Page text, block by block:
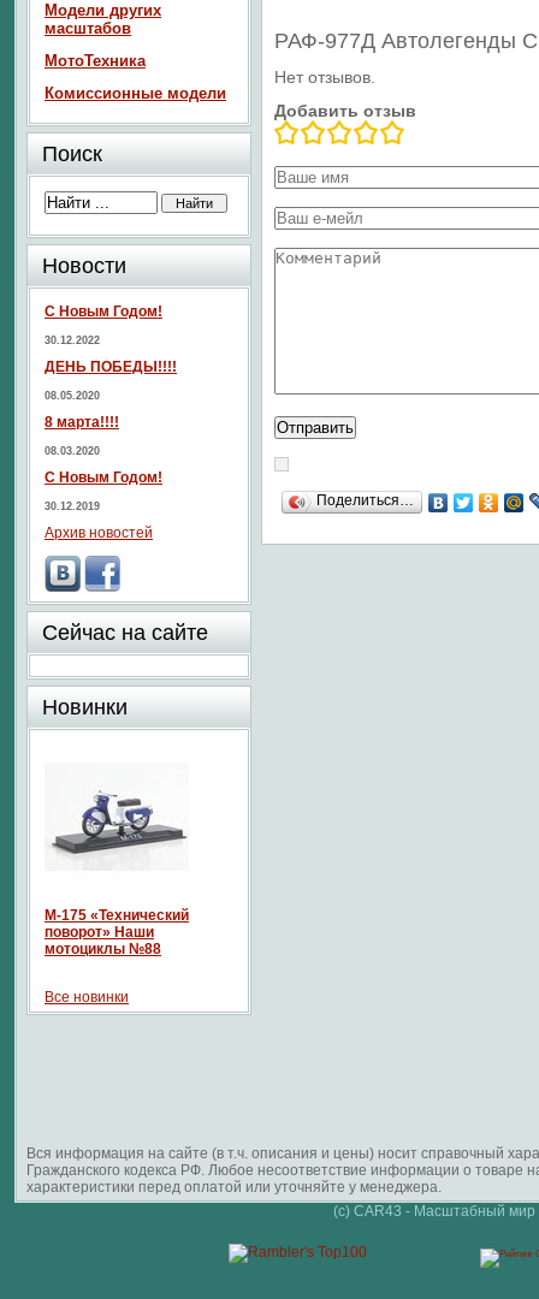
РАФ-977Д Автолегенды
Нет отзывов.
Добавить отзыв
Поделиться…
Модели других
масштабов
МотоТехника
Комиссионные модели
Поиск
Новости
С Новым Годом!
30.12.2022
ДЕНЬ ПОБЕДЫ!!!!
08.05.2020
8 марта!!!!
08.03.2020
С Новым Годом!
30.12.2019
Архив новостей
Сейчас на сайте
Новинки
М-175 «Технический
поворот» Наши
мотоциклы №88
Все новинки
Вся информация на сайте (в т.ч. описания и цены) носит справочный
Гражданского кодекса РФ. Любое несоответствие информации о
характеристики перед оплатой или уточняйте у менеджера.
(c) CAR43 - Масштабный мир